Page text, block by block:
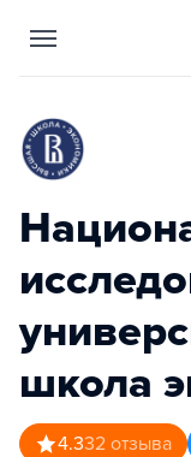
школа
4.332 отзыва